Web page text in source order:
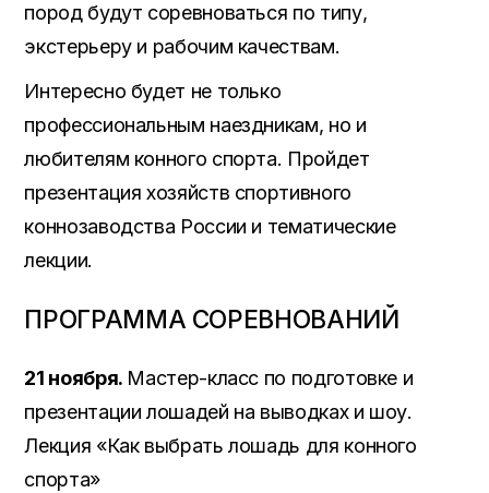
пород будут соревноваться по типу,
экстерьеру и рабочим качествам.
Интересно будет не только
профессиональным наездникам, но и
любителям конного спорта. Пройдет
презентация хозяйств спортивного
коннозаводства России и тематические
лекции.
ПРОГРАММА СОРЕВНОВАНИЙ
21 ноября. Мастер-класс по подготовке и
презентации лошадей на выводках и шоу.
Лекция «Как выбрать лошадь для конного
спорта»